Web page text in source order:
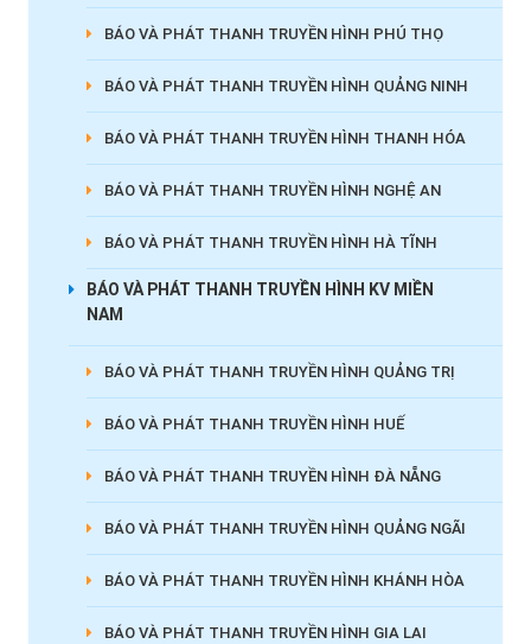
BÁO VÀ PHÁT THANH TRUYỀN HÌNH PHÚ THỌ
BÁO VÀ PHÁT THANH TRUYỀN HÌNH QUẢNG NINH
BÁO VÀ PHÁT THANH TRUYỀN HÌNH THANH HÓA
BÁO VÀ PHÁT THANH TRUYỀN HÌNH NGHỆ AN
BÁO VÀ PHÁT THANH TRUYỀN HÌNH HÀ TĨNH
BÁO VÀ PHÁT THANH TRUYỀN HÌNH KV MIỀN
NAM
BÁO VÀ PHÁT THANH TRUYỀN HÌNH QUẢNG TRỊ
BÁO VÀ PHÁT THANH TRUYỀN HÌNH HUẾ
BÁO VÀ PHÁT THANH TRUYỀN HÌNH ĐÀ NẴNG
BÁO VÀ PHÁT THANH TRUYỀN HÌNH QUẢNG NGÃI
BÁO VÀ PHÁT THANH TRUYỀN HÌNH KHÁNH HÒA
BÁO VÀ PHÁT THANH TRUYỀN HÌNH GIA LAI